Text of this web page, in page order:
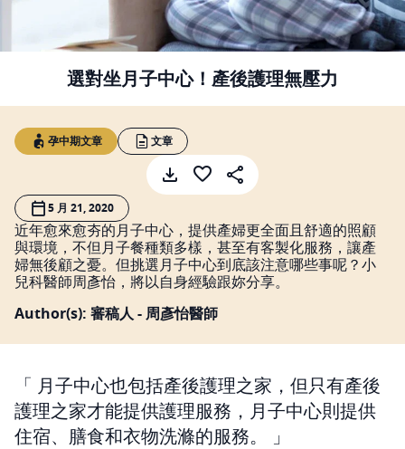
選對坐月子中心！產後護理無壓力
孕中期文章 文章
5 月 21, 2020
近年愈來愈夯的月子中心，提供產婦更全面且舒適的照顧
與環境，不但月子餐種類多樣，甚至有客製化服務，讓產
婦無後顧之憂。但挑選月子中心到底該注意哪些事呢？小
兒科醫師周彥怡，將以自身經驗跟妳分享。
Author(s): 審稿人 - 周彥怡醫師
月子中心也包括產後護理之家，但只有產後
護理之家才能提供護理服務，月子中心則提供
住宿、膳食和衣物洗滌的服務。